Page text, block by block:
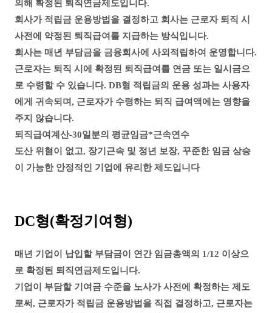
의해 확정된 퇴직연금제도입니다.
회사가 적립금 운용방법을 결정하고 회사는 근로자 퇴직 시
사전에 약정된 퇴직급여를 지급하는 방식입니다.
회사는 매년 부담금을 금융회사에 사외적립하여 운영합니다.
근로자는 퇴직 시에 확정된 퇴직급여를 연금 또는 일시금으
로 수령할 수 있습니다. DB형 적립금의 운용 성과는 사용자
에게 귀속되며, 근로자가 수령하는 퇴직 급여액에는 영향을
주지 않습니다.
퇴직급여계산-30일분의 평균임금*근속연수
도산 위혐이 없고, 장기근속 및 정년 보장, 꾸준한 임금 상승
이 가능한 안정적인 기업에 유리한 제도입니다
DC형(확정기여형)
매년 기업이 납입할 부담금이 연간 임금총액의 1/12 이상으
로 확정된 퇴직연금제도입니다.
기업이 부담할 기여금 수준을 노사가 사전에 확정하는 제도
로써, 근로자가 적립금 운용방법을 직접 결정하고, 근로자는